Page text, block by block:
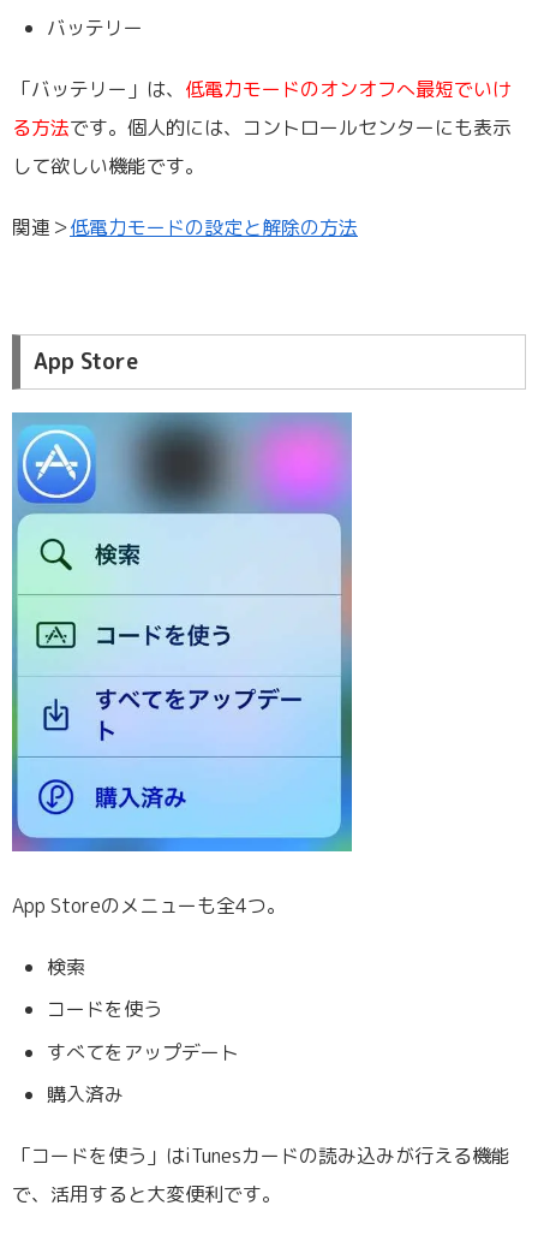
バッテリー
「バッテリー」は、 低電力モードのオンオフへ最短でいけ
る方法です。個人的には、コントロールセンターにも表示
して欲しい機能です。
関連＞低電力モードの設定と解除の方法
App Store
App Storeのメニューも全4つ。
検索
コードを使う
すべてをアップデート
購入済み
「コードを使う」はiTunesカードの読み込みが行える機能
で、活用すると大変便利です。